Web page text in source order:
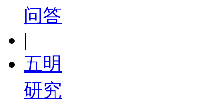
问答
|
五明
研究